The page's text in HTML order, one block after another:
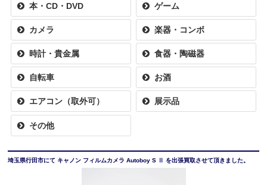
本・CD・DVD ゲーム
カメラ 楽器・コンボ
時計・貴金属 食器・陶磁器
自転車 お酒
エアコン（取外可） 展示品
その他
埼玉県行田市にて キャノン フィルムカメラ Autoboy S Ⅱ を出張買取させて頂きました。